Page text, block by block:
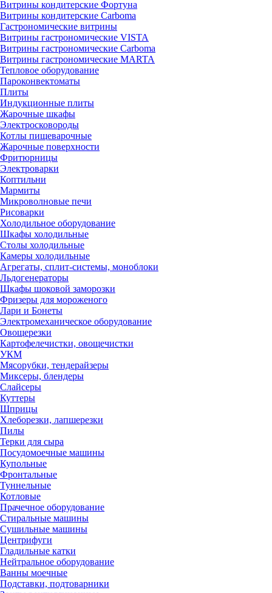
Витрины кондитерские Фортуна
Витрины кондитерские Carboma
Гастрономические витрины
Витрины гастрономические VISTA
Витрины гастрономические Carboma
Витрины гастрономические MARTA
Тепловое оборудование
Пароконвектоматы
Плиты
Индукционные плиты
Жарочные шкафы
Электросковороды
Котлы пищеварочные
Жарочные поверхности
Фритюрницы
Электроварки
Коптильни
Мармиты
Микроволновые печи
Рисоварки
Холодильное оборудование
Шкафы холодильные
Столы холодильные
Камеры холодильные
Агрегаты, сплит-системы, моноблоки
Льдогенераторы
Шкафы шоковой заморозки
Фризеры для мороженого
Лари и Бонеты
Электромеханическое оборудование
Овощерезки
Картофелечистки, овощечистки
УКМ
Мясорубки, тендерайзеры
Миксеры, блендеры
Слайсеры
Куттеры
Шприцы
Хлеборезки, лапшерезки
Пилы
Терки для сыра
Посудомоечные машины
Купольные
Фронтальные
Туннельные
Котловые
Прачечное оборудование
Стиральные машины
Сушильные машины
Центрифуги
Гладильные катки
Нейтральное оборудование
Ванны моечные
Подставки, подтоварники